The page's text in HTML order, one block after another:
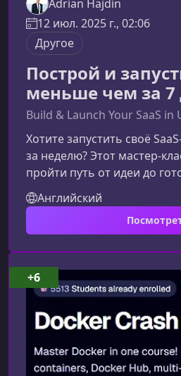
Adrian Hajdin
12 июл. 2025 г., 02:06
Другое
Построй и
меньше чем за 7
Build & Launch Your SaaS in
Хотите запустить своё
за неделю? Этот
пройти путь от идеи до
максимально быстро и без
получите только
подходы и чёткий план
можно сразу применить к
вы узнаете на
вокруг полноценного
SaaS‑продукта: от
разработки до
продаж. К
Английский
+6